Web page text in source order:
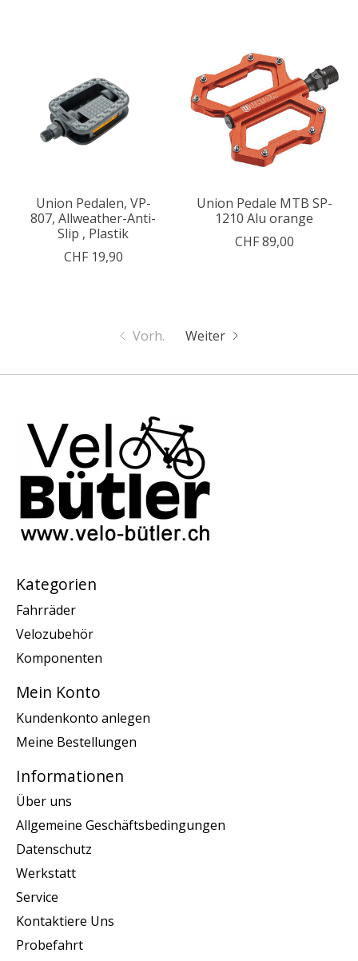
Union Pedalen, VP-
807, Allweather-Anti-
Slip , Plastik
CHF 19,90
Union Pedale MTB SP-
1210 Alu orange
CHF 89,00
Vorh. Weiter
Kategorien
Fahrräder
Velozubehör
Komponenten
Mein Konto
Kundenkonto anlegen
Meine Bestellungen
Informationen
Über uns
Allgemeine Geschäftsbedingungen
Datenschutz
Werkstatt
Service
Kontaktiere Uns
Probefahrt